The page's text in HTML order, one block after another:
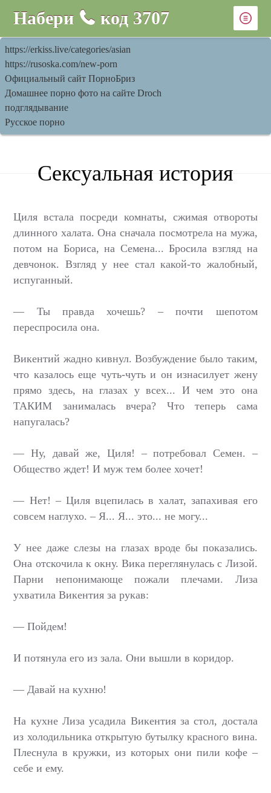
Набери код 3707
https://erkiss.live/categories/asian
https://rusoska.com/new-porn
Официальный сайт ПорноБриз
Домашнее порно фото на сайте Droch
подглядывание
Русское порно
Сексуальная история
Циля встала посреди комнаты, сжимая отвороты
длинного халата. Она сначала посмотрела на мужа,
потом на Бориса, на Семена... Бросила взгляд на
девчонок. Взгляд у нее стал какой-то жалобный,
испуганный.
— Ты правда хочешь? – почти шепотом
переспросила она.
Викентий жадно кивнул. Возбуждение было таким,
что казалось еще чуть-чуть и он изнасилует жену
прямо здесь, на глазах у всех... И чем это она
ТАКИМ занималась вчера? Что теперь сама
напугалась?
— Ну, давай же, Циля! – потребовал Семен. –
Общество ждет! И муж тем более хочет!
— Нет! – Циля вцепилась в халат, запахивая его
совсем наглухо. – Я... Я... это... не могу...
У нее даже слезы на глазах вроде бы показались.
Она отскочила к окну. Вика переглянулась с Лизой.
Парни непонимающе пожали плечами. Лиза
ухватила Викентия за рукав:
— Пойдем!
И потянула его из зала. Они вышли в коридор.
— Давай на кухню!
На кухне Лиза усадила Викентия за стол, достала
из холодильника открытую бутылку красного вина.
Плеснула в кружки, из которых они пили кофе –
себе и ему.